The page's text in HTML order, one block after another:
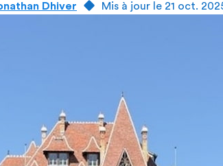
Dhiver Mis à jour le 21 oct.